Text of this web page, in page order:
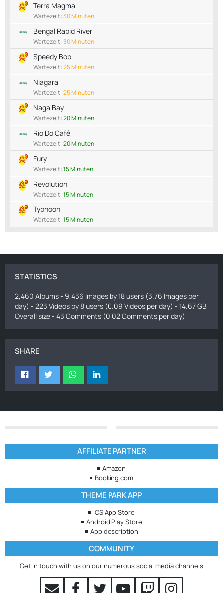
Terra Magma
Wartezeit:30 Minuten
Bengal Rapid River
Wartezeit:30 Minuten
Speedy Bob
Wartezeit:25 Minuten
Niagara
Wartezeit:25 Minuten
Naga Bay
Wartezeit:20 Minuten
Rio Do Café
Wartezeit:20 Minuten
Fury
Wartezeit:15 Minuten
Revolution
Wartezeit:15 Minuten
Typhoon
Wartezeit:15 Minuten
STATISTICS
2,460 Albums - 9,436 Images by 18 users (3.76 Images per
day) - 223 Videos by 8 users (0.09 Videos per day) - 14.67 GB
Overall size - 43 Comments (0.02 Comments per day)
SHARE
AFFILIATE PARTNER
Amazon
Booking.com
THEME PARK APP
iOS App Store
Android Play Store
App description
COMMUNITY
Get in touch with us on our numerous social media channels